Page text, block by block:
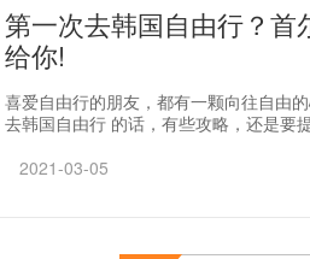
第一次去韩国自由行？首
给你!
喜爱自由行的朋友，都有一颗向往自由
去韩国自由行 的话，有些攻略，还是要
2021-03-05